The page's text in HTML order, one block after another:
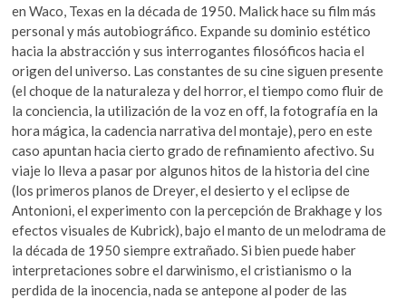
en Waco, Texas en la década de 1950. Malick hace su film más
personal y más autobiográfico. Expande su dominio estético
hacia la abstracción y sus interrogantes filosóficos hacia el
origen del universo. Las constantes de su cine siguen presente
(el choque de la naturaleza y del horror, el tiempo como fluir de
la conciencia, la utilización de la voz en off, la fotografía en la
hora mágica, la cadencia narrativa del montaje), pero en este
caso apuntan hacia cierto grado de refinamiento afectivo. Su
viaje lo lleva a pasar por algunos hitos de la historia del cine
(los primeros planos de Dreyer, el desierto y el eclipse de
Antonioni, el experimento con la percepción de Brakhage y los
efectos visuales de Kubrick), bajo el manto de un melodrama de
la década de 1950 siempre extrañado. Si bien puede haber
interpretaciones sobre el darwinismo, el cristianismo o la
perdida de la inocencia, nada se antepone al poder de las